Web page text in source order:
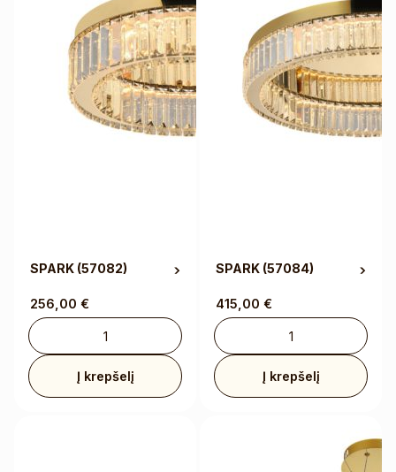
SPARK (57082)
256,00 €
Į krepšelį
SPARK (57084)
415,00 €
Į krepšelį